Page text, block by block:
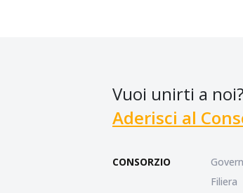
Vuoi unirti a noi?
Aderisci al
CONSORZIO
Filiera